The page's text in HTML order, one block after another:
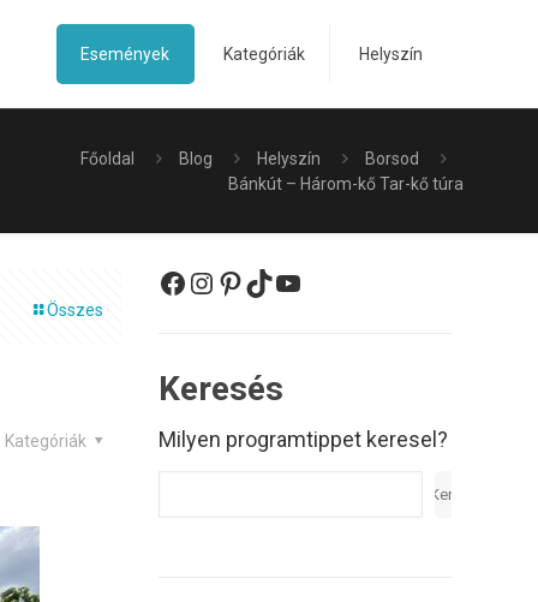
Események Kategóriák Helyszín
Főoldal Blog Helyszín
Borsod
Bánkút – Három-kő Tar-kő túra
Összes
Kategóriák
Facebook
Instagram
Pinterest
TikTok
YouTube
Keresés
Milyen programtippet keresel?
Keresés